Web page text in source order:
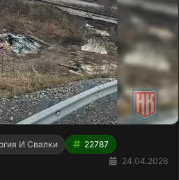
И Свалки
22787
24.04.2026